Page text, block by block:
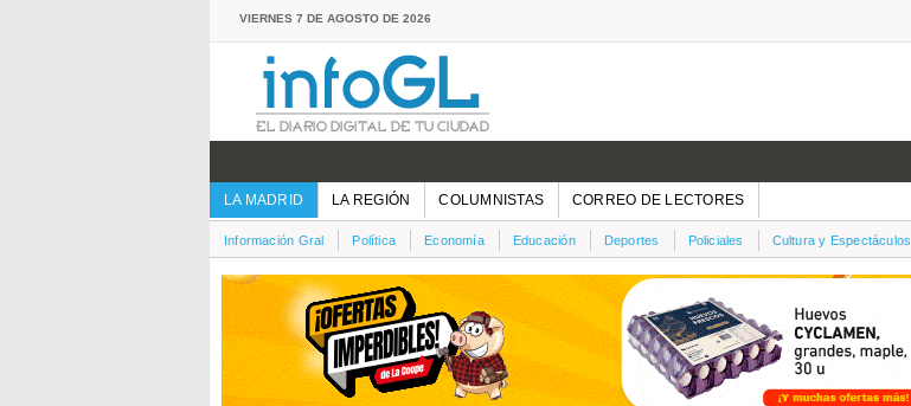
VIERNES 7 DE AGOSTO DE 2026
LA MADRID LA REGIÓN COLUMNISTAS CORREO DE LECTORES
Información Gral Política Economía Educación Deportes Policiales Cultura y Espectáculos